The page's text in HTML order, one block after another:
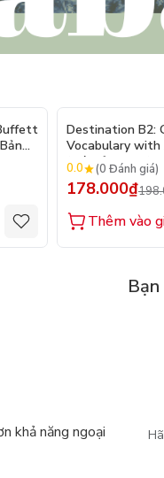
- 10%
Destination B2:
Vocabulary with
(Tái Bản 2025)
0.0 (0 Đánh giá)
178.000₫
Thêm vào
khả năng ngoại